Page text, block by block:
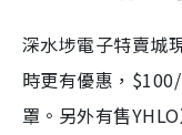
深水埗電子特賣城
時更有優惠，
罩。另外有售